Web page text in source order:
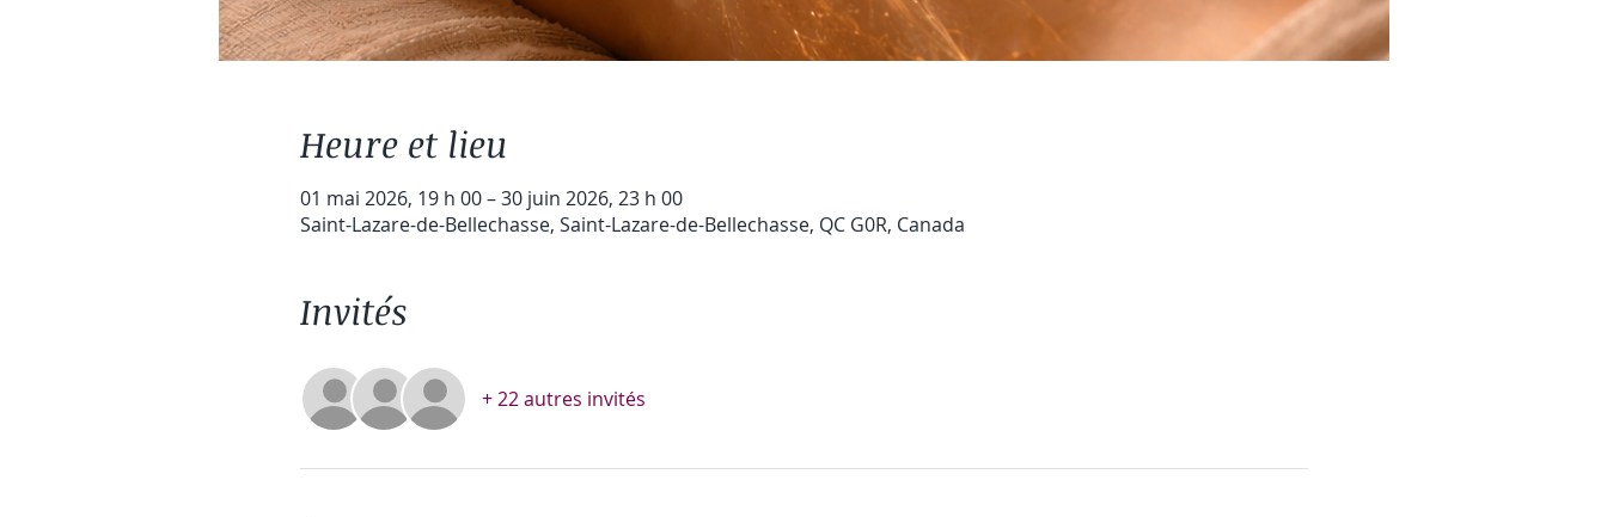
Heure et lieu
01 mai 2026, 19 h 00 – 30 juin 2026, 23 h 00
Saint-Lazare-de-Bellechasse, Saint-Lazare-de-Bellechasse, QC G0R, Canada
Invités
+ 22 autres invités